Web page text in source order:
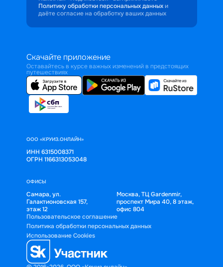
Политику обработки персональных данных и
даёте согласие на обработку ваших данных
Скачайте приложение
Оставайтесь в курсе важных изменений в предстоящих
путешествиях
ООО «КРУИЗ.ОНЛАЙН»
ИНН 6315008371
ОГРН 1166313053048
ОФИСЫ
Самара, ул.
Галактионовская 157,
этаж 12
Москва, ТЦ Gardenmir,
проспект Мира 40, 8 этаж,
офис 804
Пользовательское соглашение
Политика обработки персональных данных
Использование Cookies